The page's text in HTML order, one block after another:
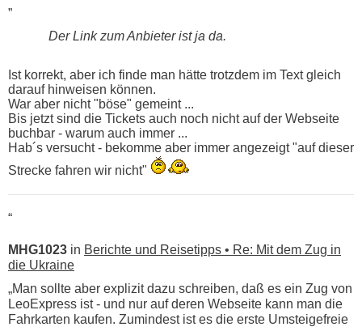
„
Der Link zum Anbieter ist ja da.
Ist korrekt, aber ich finde man hätte trotzdem im Text gleich
darauf hinweisen können.
War aber nicht "böse" gemeint ...
Bis jetzt sind die Tickets auch noch nicht auf der Webseite
buchbar - warum auch immer ...
Hab´s versucht - bekomme aber immer angezeigt "auf dieser
Strecke fahren wir nicht"
“
MHG1023 in Berichte und Reisetipps • Re: Mit dem Zug in
die Ukraine
„Man sollte aber explizit dazu schreiben, daß es ein Zug von
LeoExpress ist - und nur auf deren Webseite kann man die
Fahrkarten kaufen. Zumindest ist es die erste Umsteigefreie